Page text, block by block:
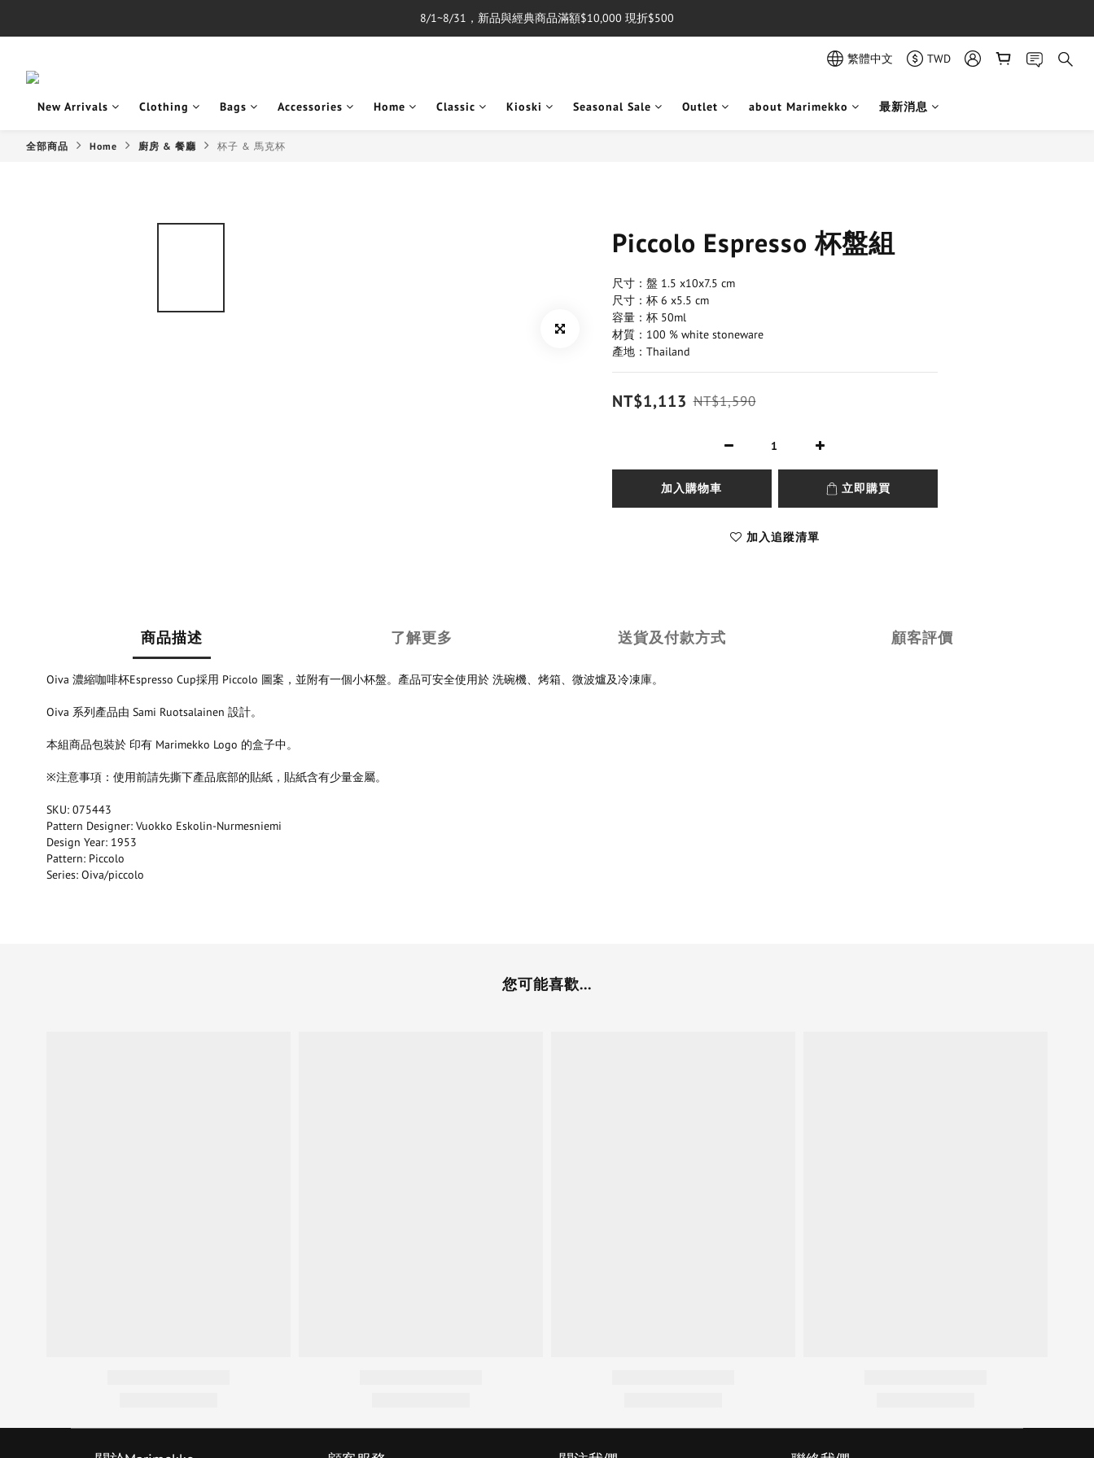
單筆消費滿$5,000享免運費
8/1~8/31，新品與經典商品滿額$10,000 現折$500
繁體中文 TWD
New Arrivals Clothing Bags Accessories Home Classic Kioski Seasonal Sale Outlet about Marimekko 最新消息
全部商品 Home 廚房 & 餐廳 杯子 & 馬克杯
Piccolo Espresso 杯盤組
尺寸：盤 1.5 x10x7.5 cm
尺寸：杯 6 x5.5 cm
容量：杯 50ml
材質：100 % white stoneware
產地：Thailand
NT$1,113 NT$1,590
加入購物車 立即購買
加入追蹤清單
商品描述 了解更多 送貨及付款方式 顧客評價
Oiva 濃縮咖啡杯Espresso Cup採用 Piccolo 圖案，並附有一個小杯盤。產品可安全使用於 洗碗機、烤箱、微波爐及冷凍庫。
Oiva 系列產品由 Sami Ruotsalainen 設計。
本組商品包裝於 印有 Marimekko Logo 的盒子中。
※注意事項：使用前請先撕下產品底部的貼紙，貼紙含有少量金屬。
SKU: 075443
Pattern Designer: Vuokko Eskolin-Nurmesniemi
Design Year: 1953
Pattern: Piccolo
Series: Oiva/piccolo
您可能喜歡...